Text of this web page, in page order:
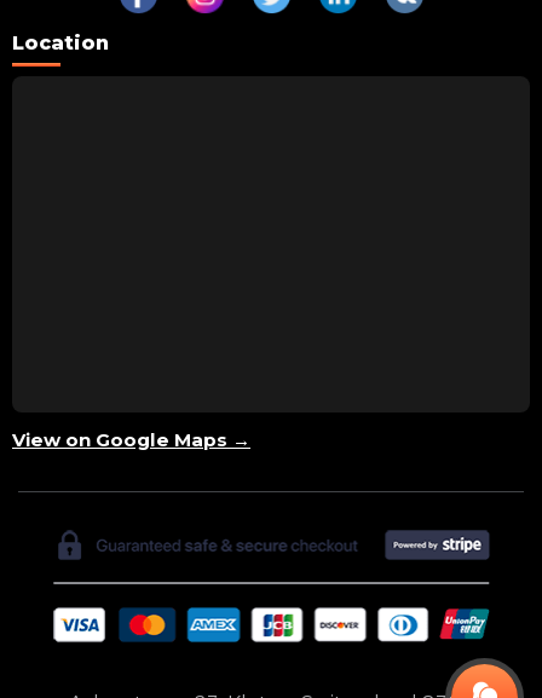
Location
View on Google Maps →